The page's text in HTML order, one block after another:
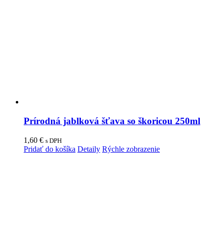
Prírodná jablková šťava so škoricou 250ml
1,60 € s DPH
Pridať do košíka Detaily Rýchle zobrazenie